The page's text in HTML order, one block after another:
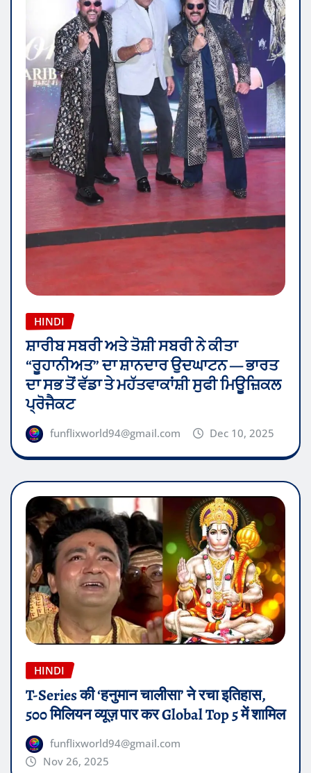
HINDI
ਸ਼ਾਰੀਬ ਸਬਰੀ ਅਤੇ ਤੋਸ਼ੀ ਸਬਰੀ ਨੇ ਕੀਤਾ
“ਰੂਹਾਨੀਅਤ” ਦਾ ਸ਼ਾਨਦਾਰ ਉਦਘਾਟਨ — ਭਾਰਤ
ਦਾ ਸਭ ਤੋਂ ਵੱਡਾ ਤੇ ਮਹੱਤਵਾਕਾਂਸ਼ੀ ਸੁਫੀ ਮਿਊਜ਼ਿਕਲ
ਪ੍ਰੋਜੈਕਟ
funflixworld94@gmail.com Dec 10, 2025
HINDI
T-Series की ‘हनुमान चालीसा’ ने रचा इतिहास,
500 मिलियन व्यूज़ पार कर Global Top 5 में शामिल
funflixworld94@gmail.com
Nov 26, 2025